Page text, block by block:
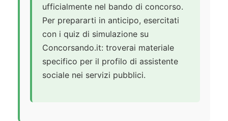
ufficialmente nel bando di concorso.
Per prepararti in anticipo, esercitati
con i quiz di simulazione su
Concorsando.it: troverai materiale
specifico per il profilo di assistente
sociale nei servizi pubblici.